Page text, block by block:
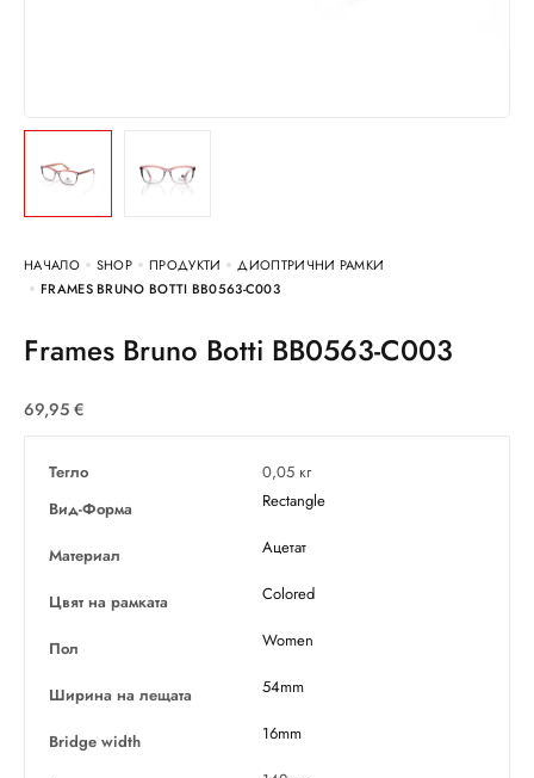
НАЧАЛО SHOP ПРОДУКТИ
ДИОПТРИЧНИ РАМКИ
FRAMES BRUNO BOTTI BB0563-C003
Frames Bruno Botti BB0563-C003
69,95 €
Тегло
0,05 кг
Вид-Форма
Rectangle
Материал Ацетат
Цвят на рамката Colored
Пол Women
Ширина на лещата 54mm
Bridge width 16mm